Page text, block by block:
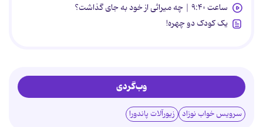
ساعت ۹:۴۰ | چه میراثی از خود به جای گذاشت؟
یک کودک دو چهره!
وب‌گردی
سرویس خواب نوزاد زیورآلات پاندورا